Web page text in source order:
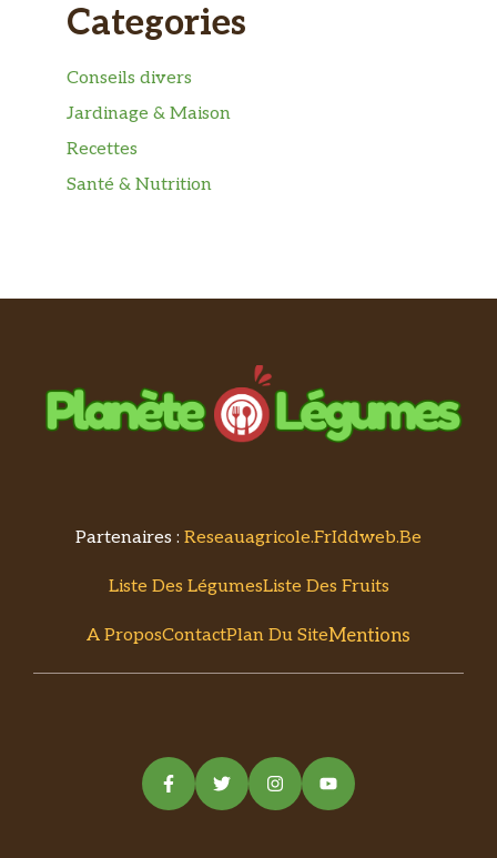
Categories
Conseils divers
Jardinage & Maison
Recettes
Santé & Nutrition
Partenaires : Reseauagricole.frIddweb.be
Liste Des LégumesListe Des Fruits
A ProposContactPlan Du SiteMentions